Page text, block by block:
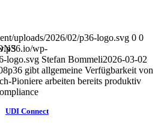
UDI Connect
uploads/2026/02/p36-logo.svg 0 0
wp-
logo.svg Stefan Bommeli2026-03-02
p36 gibt allgemeine Verfügbarkeit von
Pioniere arbeiten bereits produktiv